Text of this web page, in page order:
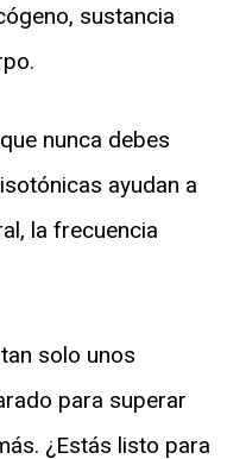
sustancia
nunca debes
ayudan a
la frecuencia
solo unos
para superar
¿Estás listo para